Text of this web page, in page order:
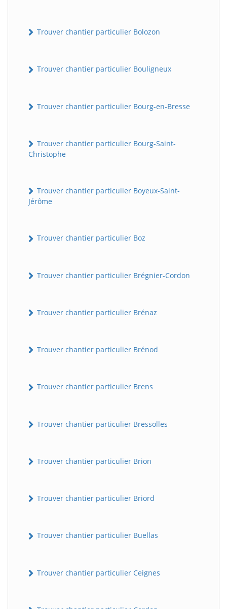
Trouver chantier particulier Bolozon
Trouver chantier particulier Bouligneux
Trouver chantier particulier Bourg-en-Bresse
Trouver chantier particulier Bourg-Saint-
Christophe
Trouver chantier particulier Boyeux-Saint-
Jérôme
Trouver chantier particulier Boz
Trouver chantier particulier Brégnier-Cordon
Trouver chantier particulier Brénaz
Trouver chantier particulier Brénod
Trouver chantier particulier Brens
Trouver chantier particulier Bressolles
Trouver chantier particulier Brion
Trouver chantier particulier Briord
Trouver chantier particulier Buellas
Trouver chantier particulier Ceignes